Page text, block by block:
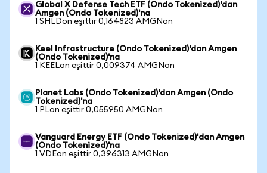
Global X Defense Tech ETF (Ondo Tokenized)'dan
Amgen (Ondo Tokenized)'na
1 SHLDon eşittir 0,164823 AMGNon
Keel Infrastructure (Ondo Tokenized)'dan Amgen
(Ondo Tokenized)'na
1 KEELon eşittir 0,009374 AMGNon
Planet Labs (Ondo Tokenized)'dan Amgen (Ondo
Tokenized)'na
1 PLon eşittir 0,055950 AMGNon
Vanguard Energy ETF (Ondo Tokenized)'dan Amgen
(Ondo Tokenized)'na
1 VDEon eşittir 0,396313 AMGNon